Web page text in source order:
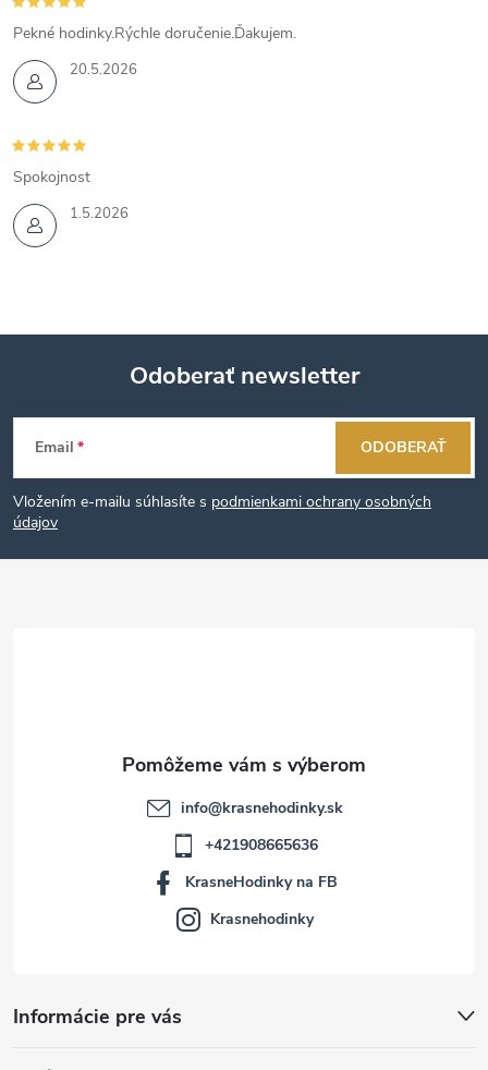
20.5.2026
Pekné hodinky.Rýchle doručenie.Ďakujem.
1.5.2026
Spokojnost
Z
á
p
Odoberať newsletter
Email
Vložením e-mailu súhlasíte s podmienkami ochrany osobných
údajov
ODOBERAŤ
Informácie pre vás
info@krasnehodinky.sk
+421908665636
KrasneHodinky na FB
Krasnehodinky